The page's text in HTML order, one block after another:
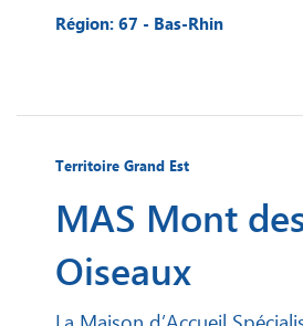
Région: 67 - Bas-Rhin
Territoire Grand Est
MAS Mont
Oiseaux